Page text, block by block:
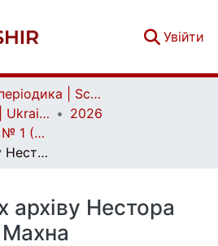
Увійти
Наукова періодика | Scientific periodicals
Українознавство | Ukrainian Studies
2026
Українознавство. № 1 (98)
У Пошуках архіву Нестора Махна
архіву Нестора
Махна